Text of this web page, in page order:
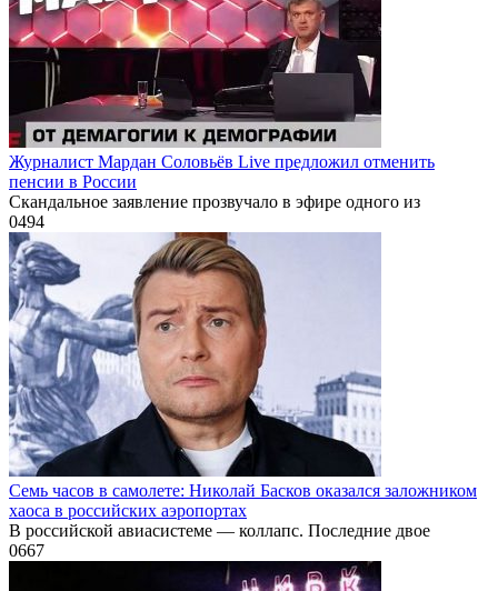
Журналист Мардан Соловьёв Live предложил отменить
пенсии в России
Скандальное заявление прозвучало в эфире одного из
0494
Семь часов в самолете: Николай Басков оказался заложником
хаоса в российских аэропортах
В российской авиасистеме — коллапс. Последние двое
0667